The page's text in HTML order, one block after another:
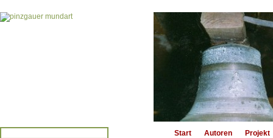
Start Autoren Projekt